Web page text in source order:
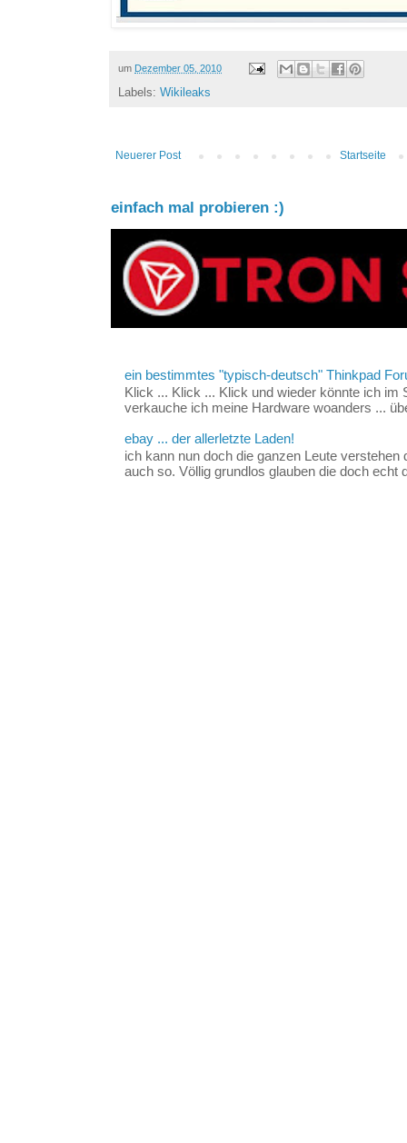
um Dezember 05, 2010
Labels: Wikileaks
Neuerer Post Startseite
einfach mal probieren :)
ein bestimmtes "typisch-deutsch" Thinkpad
Klick ... Klick ... Klick und wieder könnte ich im
verkauche ich meine Hardware woanders ...
ebay ... der allerletzte Laden!
ich kann nun doch die ganzen Leute
auch so. Völlig grundlos glauben die doch echt